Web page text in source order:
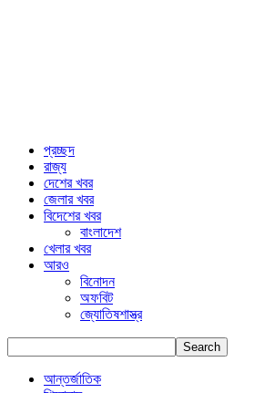
প্রচ্ছদ
রাজ্য
দেশের খবর
জেলার খবর
বিদেশের খবর
বাংলাদেশ
খেলার খবর
আরও
বিনোদন
অফবিট
জ্যোতিষশাস্ত্র
আন্তর্জাতিক